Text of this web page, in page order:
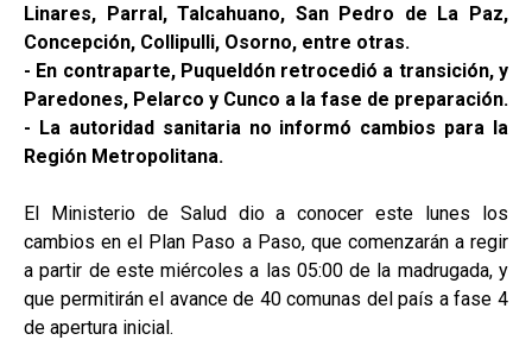
Linares, Parral, Talcahuano, San Pedro de La Paz,
Concepción, Collipulli, Osorno, entre otras.
- En contraparte, Puqueldón retrocedió a transición, y
Paredones, Pelarco y Cunco a la fase de preparación.
- La autoridad sanitaria no informó cambios para la
Región Metropolitana.
El Ministerio de Salud dio a conocer este lunes los
cambios en el Plan Paso a Paso, que comenzarán a regir
a partir de este miércoles a las 05:00 de la madrugada, y
que permitirán el avance de 40 comunas del país a fase 4
de apertura inicial.